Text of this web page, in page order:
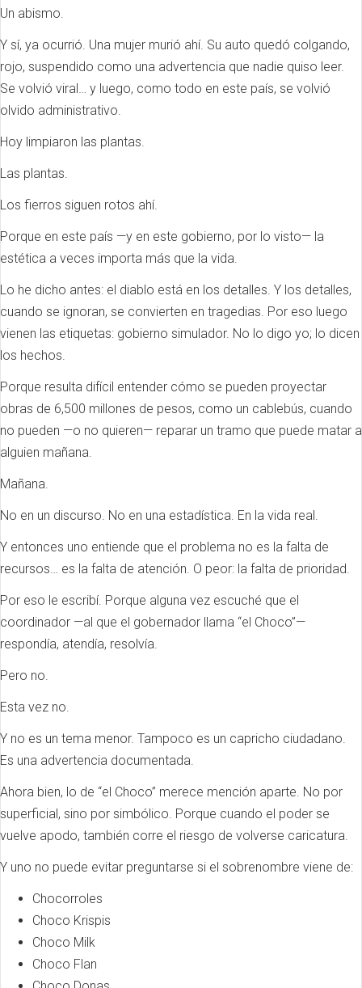
Un abismo.
Y sí, ya ocurrió. Una mujer murió ahí. Su auto quedó colgando,
rojo, suspendido como una advertencia que nadie quiso leer.
Se volvió viral… y luego, como todo en este país, se volvió
olvido administrativo.
Hoy limpiaron las plantas.
Las plantas.
Los fierros siguen rotos ahí.
Porque en este país —y en este gobierno, por lo visto— la
estética a veces importa más que la vida.
Lo he dicho antes: el diablo está en los detalles. Y los detalles,
cuando se ignoran, se convierten en tragedias. Por eso luego
vienen las etiquetas: gobierno simulador. No lo digo yo; lo dicen
los hechos.
Porque resulta difícil entender cómo se pueden proyectar
obras de 6,500 millones de pesos, como un cablebús, cuando
no pueden —o no quieren— reparar un tramo que puede matar a
alguien mañana.
Mañana.
No en un discurso. No en una estadística. En la vida real.
Y entonces uno entiende que el problema no es la falta de
recursos… es la falta de atención. O peor: la falta de prioridad.
Por eso le escribí. Porque alguna vez escuché que el
coordinador —al que el gobernador llama “el Choco”—
respondía, atendía, resolvía.
Pero no.
Esta vez no.
Y no es un tema menor. Tampoco es un capricho ciudadano.
Es una advertencia documentada.
Ahora bien, lo de “el Choco” merece mención aparte. No por
superficial, sino por simbólico. Porque cuando el poder se
vuelve apodo, también corre el riesgo de volverse caricatura.
Y uno no puede evitar preguntarse si el sobrenombre viene de:
Chocorroles
Choco Krispis
Choco Milk
Choco Flan